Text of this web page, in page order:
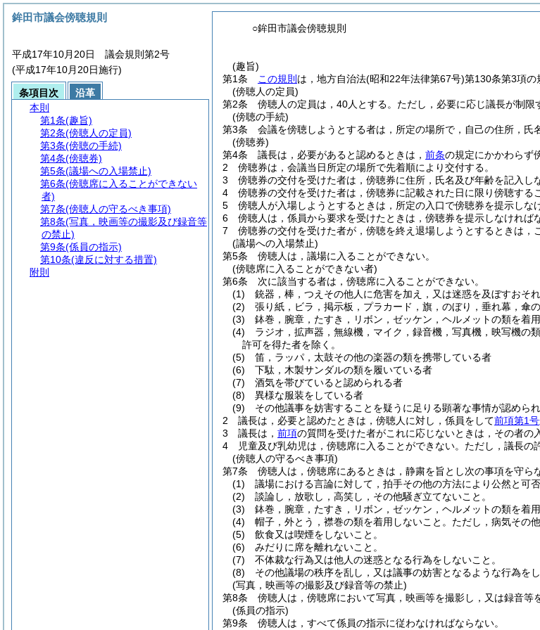
○鉾田市議会傍聴規則
(趣旨)
第1条
この規則 は，地方自治法(昭和22年法律第67号)第130条第3項の
(傍聴人の定員)
第2条
傍聴人の定員は，40人とする。 ただし，必要に応じ議長が制限
(傍聴の手続)
第3条
会議を傍聴しようとする者は，所定の場所で，自己の住所，氏
(傍聴券)
第4条
議長は，必要があると認めるときは， 前条の規定にかかわらず
2
傍聴券は，会議当日所定の場所で先着順により交付する。
3
傍聴券の交付を受けた者は，傍聴券に住所，氏名及び年齢を記入し
4
傍聴券の交付を受けた者は，傍聴券に記載された日に限り傍聴する
5
傍聴人が入場しようとするときは，所定の入口で傍聴券を提示しな
6
傍聴人は，係員から要求を受けたときは，傍聴券を提示しなければ
7
傍聴券の交付を受けた者が，傍聴を終え退場しようとするときは，
(議場への入場禁止)
第5条
傍聴人は，議場に入ることができない。
(傍聴席に入ることができない者)
第6条
次に該当する者は，傍聴席に入ることができない。
(1)
銃器，棒，つえその他人に危害を加え，又は迷惑を及ぼすおそ
(2)
張り紙，ビラ，掲示板，プラカード，旗，のぼり，垂れ幕，傘
(3)
鉢巻，腕章，たすき，リボン，ゼッケン，ヘルメットの類を着
(4)
ラジオ，拡声器，無線機，マイク，録音機，写真機，映写機の
許可を得た者を除く。
(5)
笛，ラッパ，太鼓その他の楽器の類を携帯している者
(6)
下駄，木製サンダルの類を履いている者
(7)
酒気を帯びていると認められる者
(8)
異様な服装をしている者
(9)
その他議事を妨害することを疑うに足りる顕著な事情が認めら
2
議長は，必要と認めたときは，傍聴人に対し，係員をして前項第1号
3
議長は， 前項の質問を受けた者がこれに応じないときは，その者の
4
児童及び乳幼児は，傍聴席に入ることができない。 ただし，議長の
(傍聴人の守るべき事項)
第7条
傍聴人は，傍聴席にあるときは，静粛を旨とし次の事項を守ら
(1)
議場における言論に対して，拍手その他の方法により公然と可
(2)
談論し，放歌し，高笑し，その他騒ぎ立てないこと。
(3)
鉢巻，腕章，たすき，リボン，ゼッケン，ヘルメットの類を着
(4)
帽子，外とう，襟巻の類を着用しないこと。 ただし，病気その
(5)
飲食又は喫煙をしないこと。
(6)
みだりに席を離れないこと。
(7)
不体裁な行為又は他人の迷惑となる行為をしないこと。
(8)
その他議場の秩序を乱し，又は議事の妨害となるような行為をし
(写真，映画等の撮影及び録音等の禁止)
第8条
傍聴人は，傍聴席において写真，映画等を撮影し，又は録音等
(係員の指示)
第9条
傍聴人は，すべて係員の指示に従わなければならない。
鉾田市議会傍聴規則
平成17年10月20日 議会規則第2号
(平成17年10月20日施行)
条項目次
沿革
本則
第1条(趣旨)
第2条(傍聴人の定員)
第3条(傍聴の手続)
第4条(傍聴券)
第5条(議場への入場禁止)
第6条(傍聴席に入ることができない
者)
第7条(傍聴人の守るべき事項)
第8条(写真，映画等の撮影及び録音等
の禁止)
第9条(係員の指示)
第10条(違反に対する措置)
附則